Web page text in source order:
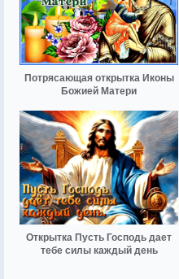
Потрясающая открытка Иконы
Божией Матери
Открытка Пусть Господь дает
тебе силы каждый день